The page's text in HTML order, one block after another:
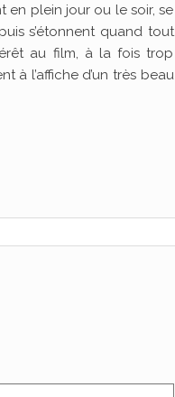
en plein jour ou le soir, se
s’étonnent quand tout
au film, à la fois trop
à l’affiche d’un très beau